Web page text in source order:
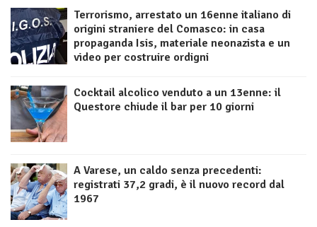
Terrorismo, arrestato un 16enne italiano di
origini straniere del Comasco: in casa
propaganda Isis, materiale neonazista e un
video per costruire ordigni
Cocktail alcolico venduto a un 13enne: il
Questore chiude il bar per 10 giorni
A Varese, un caldo senza precedenti:
registrati 37,2 gradi, è il nuovo record dal
1967